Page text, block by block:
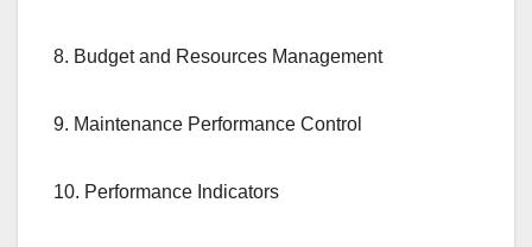
8. Budget and Resources Management
9. Maintenance Performance Control
10. Performance Indicators